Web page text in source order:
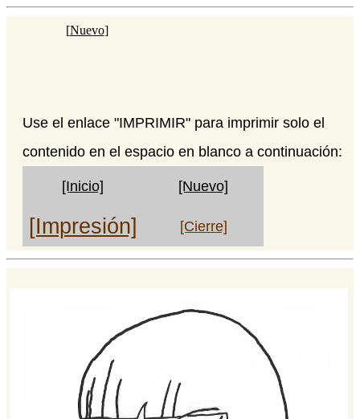
[Nuevo]
Use el enlace "IMPRIMIR" para imprimir solo el
contenido en el espacio en blanco a continuación:
[Inicio] [Nuevo]
[Impresión] [Cierre]